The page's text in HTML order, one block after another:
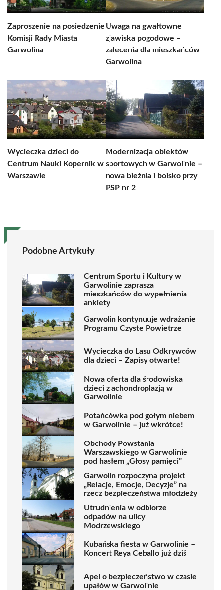
Zaproszenie na posiedzenie
Komisji Rady Miasta
Garwolina
Uwaga na gwałtowne
zjawiska pogodowe –
zalecenia dla mieszkańców
Garwolina
Wycieczka dzieci do
Centrum Nauki Kopernik w
Warszawie
Modernizacja obiektów
sportowych w Garwolinie –
nowa bieżnia i boisko przy
PSP nr 2
Podobne Artykuły
Centrum Sportu i Kultury w
Garwolinie zaprasza
mieszkańców do wypełnienia
ankiety
Garwolin kontynuuje wdrażanie
Programu Czyste Powietrze
Wycieczka do Lasu Odkrywców
dla dzieci – Zapisy otwarte!
Nowa oferta dla środowiska
dzieci z achondroplazją w
Garwolinie
Potańcówka pod gołym niebem
w Garwolinie – już wkrótce!
Obchody Powstania
Warszawskiego w Garwolinie
pod hasłem „Głosy pamięci”
Garwolin rozpoczyna projekt
„Relacje, Emocje, Decyzje” na
rzecz bezpieczeństwa młodzieży
Utrudnienia w odbiorze
odpadów na ulicy
Modrzewskiego
Kubańska fiesta w Garwolinie –
Koncert Reya Ceballo już dziś
Apel o bezpieczeństwo w czasie
upałów w Garwolinie